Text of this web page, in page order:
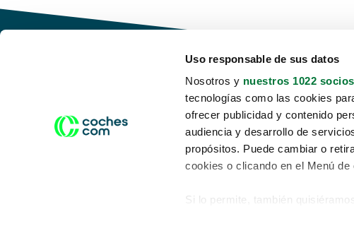
Uso responsable de sus datos
Nosotros y nuestros 1022 socios
tecnologías como las cookies
ofrecer publicidad y contenido
audiencia y desarrollo de
propósitos. Puede cambiar o
cookies o clicando en el Menú de
Si lo permite, también quisiéramos:
Conduce tu futuro,
desata tu movilidad